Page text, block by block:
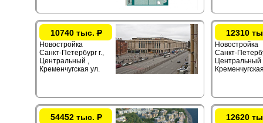
10740 тыс.Р
Новостройка
Санкт-Петербург г.,
Центральный ,
Кременчугская ул.
12310
Новостройка
Санкт-
Центральный
54452 тыс.Р 12620